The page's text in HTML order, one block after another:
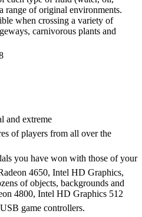
range of original environments.
when crossing a variety of
carnivorous plants and
and extreme
of players from all over the
you have won with those of your
of objects, backgrounds and
game controllers.
4650, Intel HD Graphics,
4800, Intel HD Graphics 512